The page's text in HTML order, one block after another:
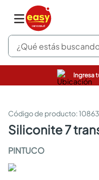
¿Qué estás buscando?
Ingresa
:
siliconite 7
PINTUCO
pinturas
sanitarios
comedor
pisos
armarios closet